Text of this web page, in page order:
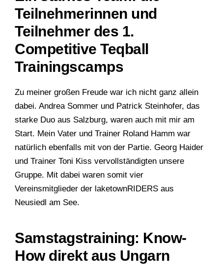
Teilnehmerinnen und
Teilnehmer des 1.
Competitive Teqball
Trainingscamps
Zu meiner großen Freude war ich nicht ganz allein
dabei. Andrea Sommer und Patrick Steinhofer, das
starke Duo aus Salzburg, waren auch mit mir am
Start. Mein Vater und Trainer Roland Hamm war
natürlich ebenfalls mit von der Partie. Georg Haider
und Trainer Toni Kiss vervollständigten unsere
Gruppe. Mit dabei waren somit vier
Vereinsmitglieder der laketownRIDERS aus
Neusiedl am See.
Samstagstraining: Know-
How direkt aus Ungarn